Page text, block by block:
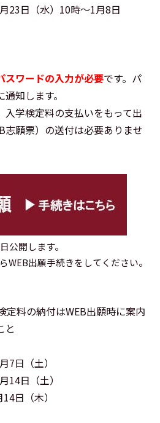
日（水）10時～1月8日
スワードの入力が必要です。パ
知します。
学検定料の支払いをもって出
志願票）の送付は必要ありませ
公開します。
出願手続きをしてください。
の納付はWEB出願時に案内
と
日（土）
日（土）
（木）